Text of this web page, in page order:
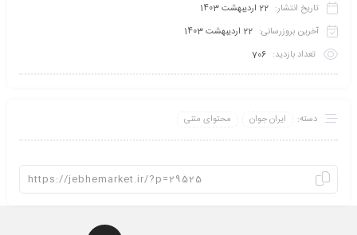
تاریخ انتشار: 22 اردیبهشت 1403
آخرین بروزرسانی: 22 اردیبهشت 1403
تعداد بازدید: 706
دسته: ایران جوان محتوای متنی